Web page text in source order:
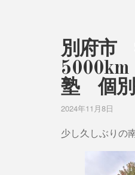
別府市
塾 個別
2024年11月8日
少し久しぶりの